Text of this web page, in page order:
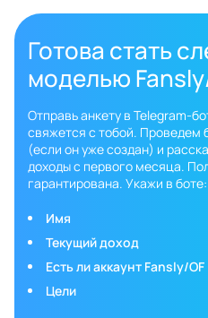
Готова стать
моделью
Отправь анкету в Telegram-
свяжется с тобой. Проведем
(если он уже создан) и
доходы с первого месяца.
гарантирована. Укажи в боте:
Имя
Текущий доход
Есть ли аккаунт Fansly/OF
Цели